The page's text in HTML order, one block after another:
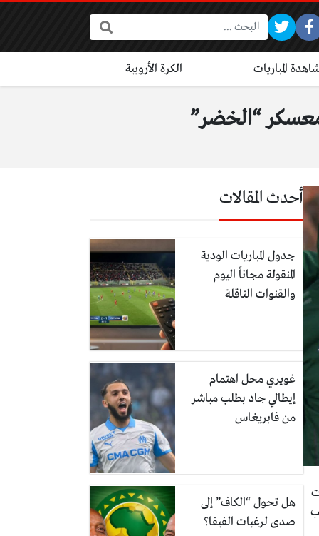
البحث:
المباريات الكرة الأروبية
معسكر “الخضر”
أحدث المقالات
جدول المباريات الودية
المنقولة مجاناً اليوم
والقنوات الناقلة
غويري محل اهتمام
إيطالي جاد بطلب مباشر
من فابريغاس
هل تحول “الكاف” إلى
صدى لرغبات الفيفا؟